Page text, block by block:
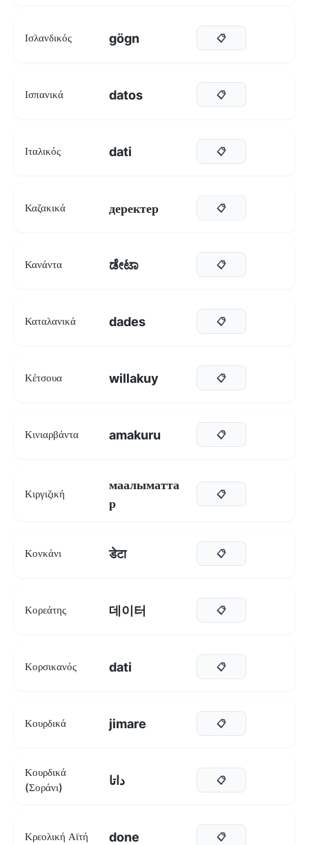
Ισλανδικός gögn 📋
Ισπανικά datos 📋
Ιταλικός dati 📋
Καζακικά деректер 📋
Κανάντα ಡೇಟಾ 📋
Καταλανικά dades 📋
Κέτσουα willakuy 📋
Κινιαρβάντα amakuru 📋
Κιργιζική
маалыматта
р
📋
Κονκάνι डेटा 📋
Κορεάτης 데이터 📋
Κορσικανός dati 📋
Κουρδικά jimare 📋
Κουρδικά
(Σοράνι)
داتا 📋
Κρεολική Αϊτή done 📋